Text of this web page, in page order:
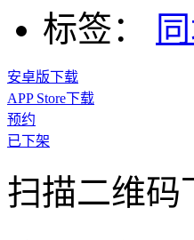
标签：
安卓版下载
APP Store下载
预约
已下架
扫描二维码